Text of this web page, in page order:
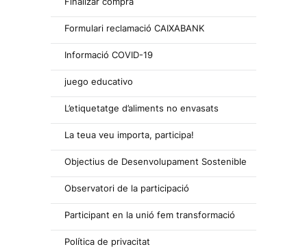
Formulari reclamació CAIXABANK
Informació COVID-19
juego educativo
L’etiquetatge d’aliments no envasats
La teua veu importa, participa!
Objectius de Desenvolupament Sostenible
Observatori de la participació
Participant en la unió fem transformació
Política de privacitat